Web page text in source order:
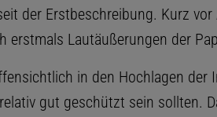
der Erstbeschreibung. Kurz
erstmals Lautäußerungen der
in den Hochlagen der
gut geschützt sein sollten.